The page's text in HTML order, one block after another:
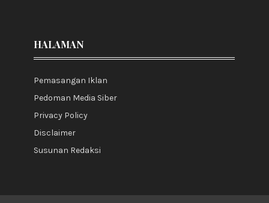
HALAMAN
Pemasangan Iklan
Pedoman Media Siber
Privacy Policy
Disclaimer
Susunan Redaksi